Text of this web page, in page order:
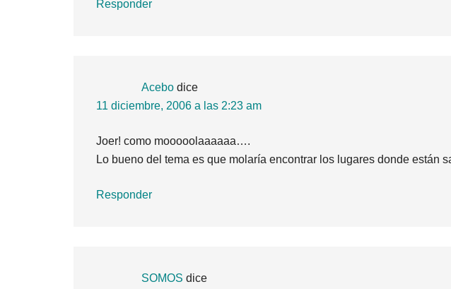
Responder
Acebo dice
11 diciembre, 2006 a las 2:23 am
Joer! como mooooolaaaaaa….
Lo bueno del tema es que molaría encontrar los lugares donde
Responder
SOMOS dice